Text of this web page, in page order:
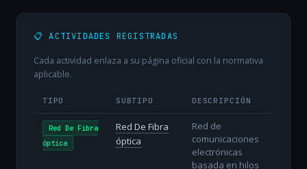
📋 ACTIVIDADES REGISTRADAS
Cada actividad enlaza a su página oficial con la normativa
aplicable.
TIPO SUBTIPO DESCRIPCIÓN
Red De Fibra
óptica
Red De Fibra
óptica
Red de
comunicaciones
electrónicas
basada en hilos